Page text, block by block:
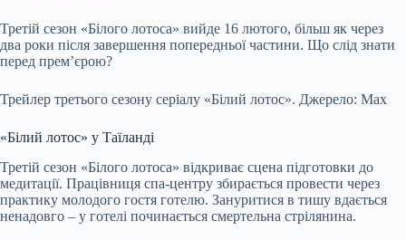
Третій сезон «Білого лотоса» вийде 16 лютого, більш як через
два роки після завершення попередньої частини. Що слід знати
перед прем’єрою?
Трейлер третього сезону серіалу «Білий лотос». Джерело: Max
«Білий лотос» у Таїланді
Третій сезон «Білого лотоса» відкриває сцена підготовки до
медитації. Працівниця спа-центру збирається провести через
практику молодого гостя готелю. Зануритися в тишу вдається
ненадовго – у готелі починається смертельна стрілянина.